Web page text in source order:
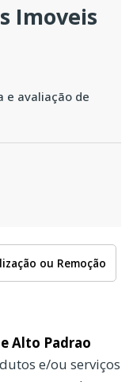
Imoveis
e avaliação de
ou Remoção
Alto Padrao
e/ou serviços